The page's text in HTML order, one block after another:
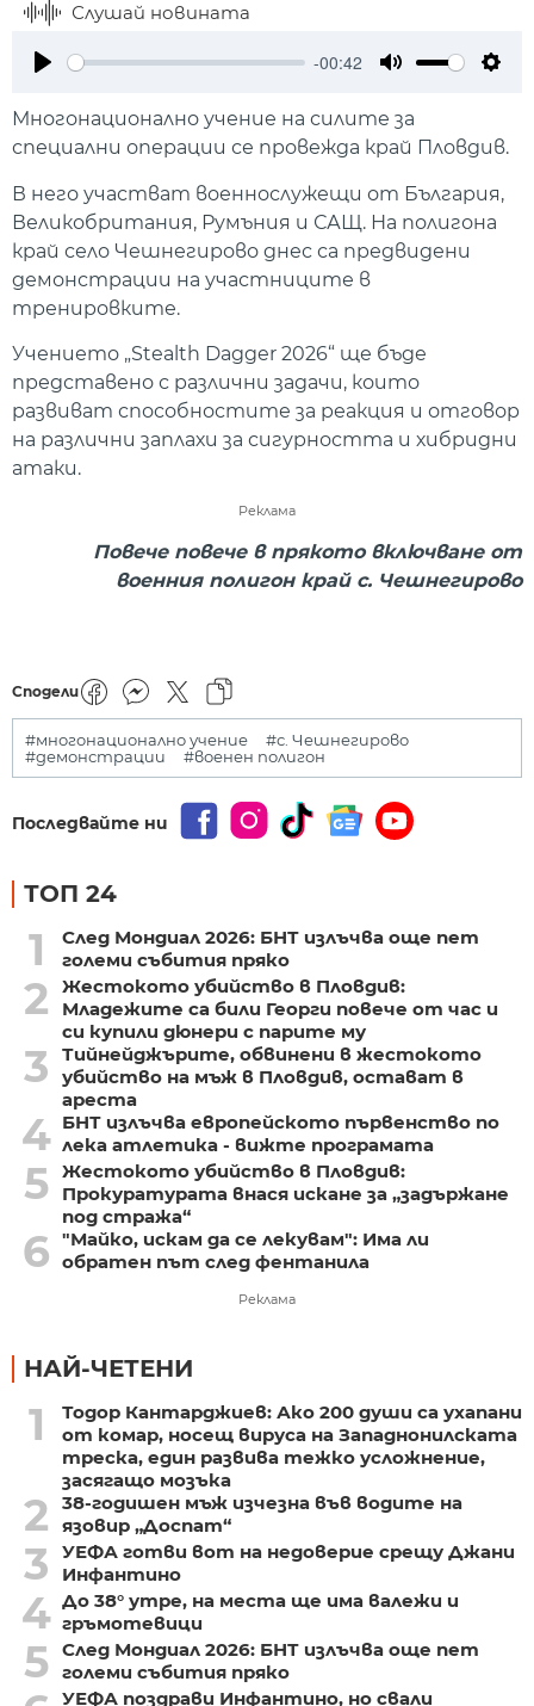
Слушай новината
-00:42
Многонационално учение на силите за
специални операции се провежда край Пловдив.
В него участват военнослужещи от България,
Великобритания, Румъния и САЩ. На полигона
край село Чешнегирово днес са предвидени
демонстрации на участниците в
тренировките.
Учението „Stealth Dagger 2026“ ще бъде
представено с различни задачи, които
развиват способностите за реакция и отговор
на различни заплахи за сигурността и хибридни
атаки.
Реклама
Повече повече в прякото включване от
военния полигон край с. Чешнегирово
Сподели
#многонационално учение
#с. Чешнегирово
#демонстрации
#военен полигон
Последвайте ни
ТОП 24
1
След Мондиал 2026: БНТ излъчва още пет
големи събития пряко
2
Жестокото убийство в Пловдив:
Младежите са били Георги повече от час и
си купили дюнери с парите му
3
Тийнейджърите, обвинени в жестокото
убийство на мъж в Пловдив, остават в
ареста
4 БНТ излъчва европейското първенство по
лека атлетика - вижте програмата
5 Жестокото убийство в Пловдив:
Прокуратурата внася искане за „задържане
под стража“
6 "Майко, искам да се лекувам": Има ли
обратен път след фентанила
Реклама
НАЙ-ЧЕТЕНИ
1
Тодор Кантарджиев: Ако 200 души са ухапани
от комар, носещ вируса на Западнонилската
треска, един развива тежко усложнение,
засягащо мозъка
2
38-годишен мъж изчезна във водите на
язовир „Доспат“
3
УЕФА готви вот на недоверие срещу Джани
Инфантино
4 До 38° утре, на места ще има валежи и
гръмотевици
5 След Мондиал 2026: БНТ излъчва още пет
големи събития пряко
УЕФА поздрави Инфантино, но свали